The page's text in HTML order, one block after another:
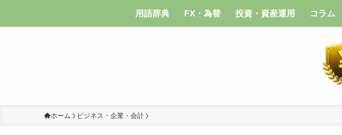
用語辞典 FX・為替 投資・資産運用 コラム
ホーム ビジネス・企業・会計